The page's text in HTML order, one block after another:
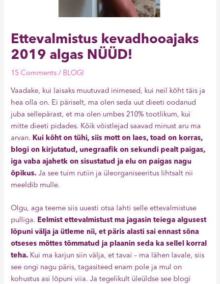
Ettevalmistus kevadhooajaks
2019 algas NÜÜD!
15 Comments / BLOGI
Vaadake, kui laisaks muutuvad inimesed, kui neil kõht täis ja
hea olla on. Ei päriselt, ma olen seda uut dieeti oodanud
juba sellepärast, et ma olen umbes 210% tootlikum, kui
mitte dieeti pidades. Kõik võistlejad saavad minust aru ma
arvan. Kui kõht on tühi, siis mott on laes, toad on korras,
blogi on kirjutatud, unegraafik on sekundi pealt paigas,
iga vaba ajahetk on sisustatud ja elu on paigas nagu
õpikus. Ja see tuim rutiin ja üleorganiseeritus lihtsalt nii
meeldib mulle.
Olgu, aga teeme siis uuesti otsa lahti selle ettevalmistuse
pulliga. Eelmist ettevalmistust ma jagasin teiega algusest
lõpuni välja ja ütleme nii, et päris alasti sai ennast sõna
otseses mõttes tõmmatud ja plaanin seda ka sellel korral
teha. Kui ma karjun siin välja, et tavai – ma lähen lavale, siis
see ongi nagu päris, tagasiteed enam pole ja mul on
kohustus asi lõpuni viia. Ja tegelikult üleüldse see blogi